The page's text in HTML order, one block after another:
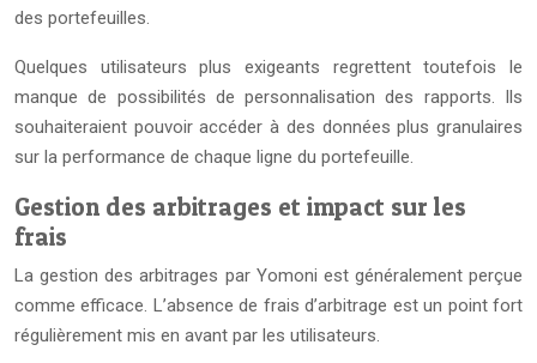
des portefeuilles.
Quelques utilisateurs plus exigeants regrettent toutefois le
manque de possibilités de personnalisation des rapports. Ils
souhaiteraient pouvoir accéder à des données plus granulaires
sur la performance de chaque ligne du portefeuille.
Gestion des arbitrages et impact sur les
frais
La gestion des arbitrages par Yomoni est généralement perçue
comme efficace. L’absence de frais d’arbitrage est un point fort
régulièrement mis en avant par les utilisateurs.